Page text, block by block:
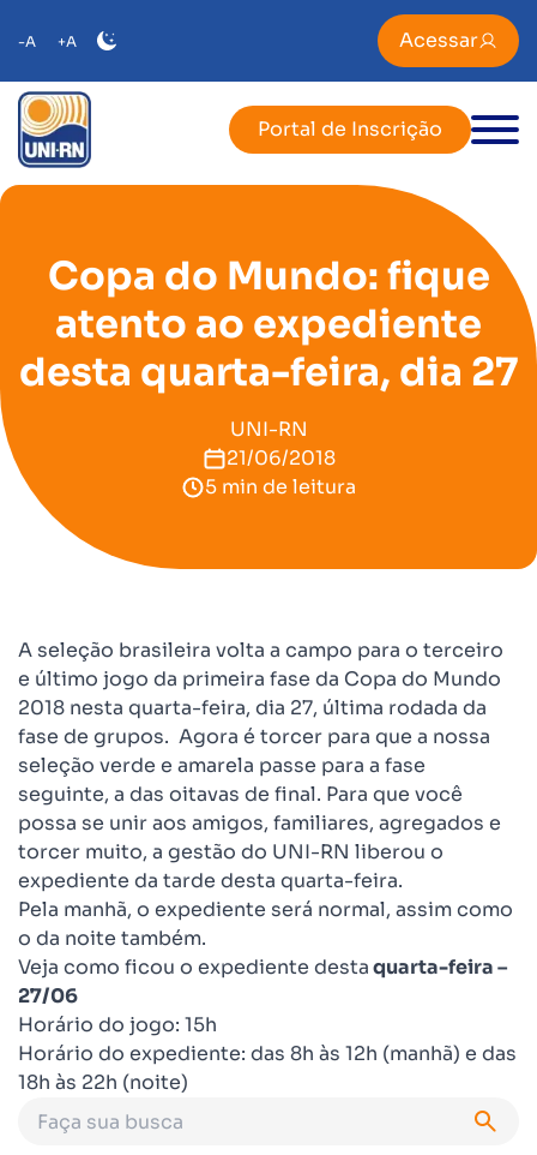
-A +A Acessar
Portal de Inscrição
Copa do Mundo: fique
atento ao expediente
desta quarta-feira, dia 27
UNI-RN
21/06/2018
5 min de leitura
A seleção brasileira volta a campo para o terceiro
e último jogo da primeira fase da Copa do Mundo
2018 nesta quarta-feira, dia 27, última rodada da
fase de grupos. Agora é torcer para que a nossa
seleção verde e amarela passe para a fase
seguinte, a das oitavas de final. Para que você
possa se unir aos amigos, familiares, agregados e
torcer muito, a gestão do UNI-RN liberou o
expediente da tarde desta quarta-feira.
Pela manhã, o expediente será normal, assim como
o da noite também.
Veja como ficou o expediente destaquarta-feira –
27/06
Horário do jogo: 15h
Horário do expediente: das 8h às 12h (manhã) e das
18h às 22h (noite)